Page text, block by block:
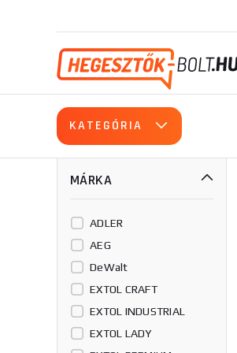
KATEGÓRIA
MÁRKA
ADLER
AEG
DeWalt
EXTOL CRAFT
EXTOL INDUSTRIAL
EXTOL LADY